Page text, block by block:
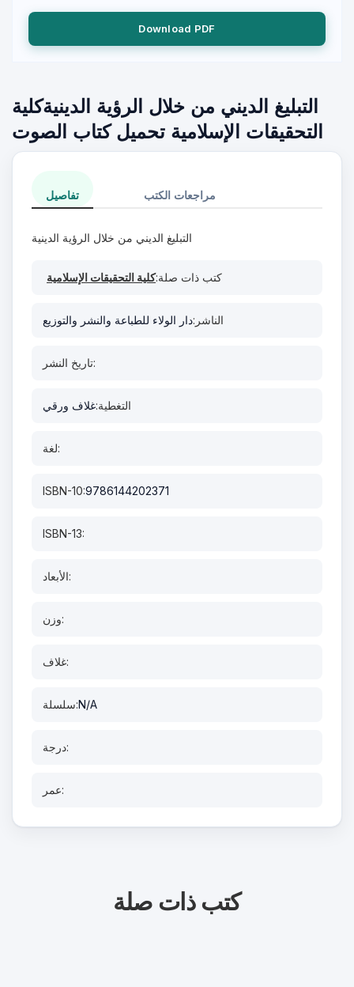
Download PDF
التبليغ الديني من خلال الرؤية الدينيةكلية
التحقيقات الإسلامية تحميل كتاب الصوت
تفاصيل مراجعات الكتب
التبليغ الديني من خلال الرؤية الدينية
كتب ذات صلة:كلية التحقيقات الإسلامية
الناشر:دار الولاء للطباعة والنشر والتوزيع
تاريخ النشر:
التغطية:غلاف ورقي
لغة:
ISBN-10:9786144202371
ISBN-13:
الأبعاد:
وزن:
غلاف:
سلسلة:N/A
درجة:
عمر:
كتب ذات صلة